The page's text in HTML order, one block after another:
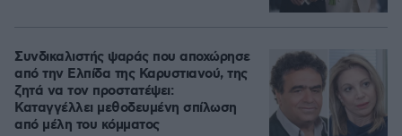
Συνδικαλιστής ψαράς που αποχώρησε
από την Ελπίδα της Καρυστιανού, της
ζητά να τον προστατέψει:
Καταγγέλλει μεθοδευμένη σπίλωση
από μέλη του κόμματος